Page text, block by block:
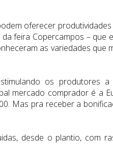
oferecer
feira Copercampos – que
as variedades que
os produtores
mercado comprador é a
Mas pra receber a
desde o plantio, com